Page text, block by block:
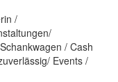
/
/ Cash
Events /